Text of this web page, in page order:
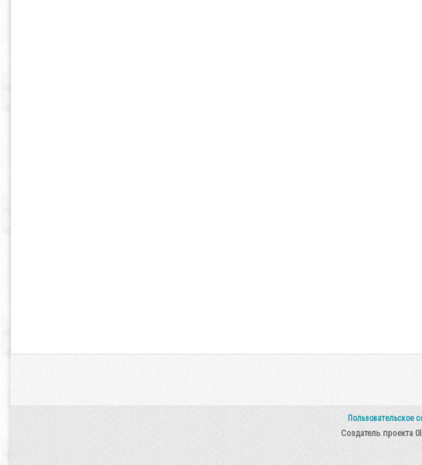
Пользовательское
Создатель проекта